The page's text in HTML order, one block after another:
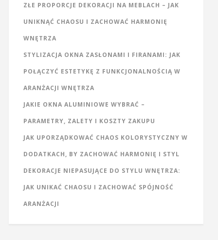
ZŁE PROPORCJE DEKORACJI NA MEBLACH – JAK
UNIKNĄĆ CHAOSU I ZACHOWAĆ HARMONIĘ
WNĘTRZA
STYLIZACJA OKNA ZASŁONAMI I FIRANAMI: JAK
POŁĄCZYĆ ESTETYKĘ Z FUNKCJONALNOŚCIĄ W
ARANŻACJI WNĘTRZA
JAKIE OKNA ALUMINIOWE WYBRAĆ –
PARAMETRY, ZALETY I KOSZTY ZAKUPU
JAK UPORZĄDKOWAĆ CHAOS KOLORYSTYCZNY W
DODATKACH, BY ZACHOWAĆ HARMONIĘ I STYL
DEKORACJE NIEPASUJĄCE DO STYLU WNĘTRZA:
JAK UNIKAĆ CHAOSU I ZACHOWAĆ SPÓJNOŚĆ
ARANŻACJI